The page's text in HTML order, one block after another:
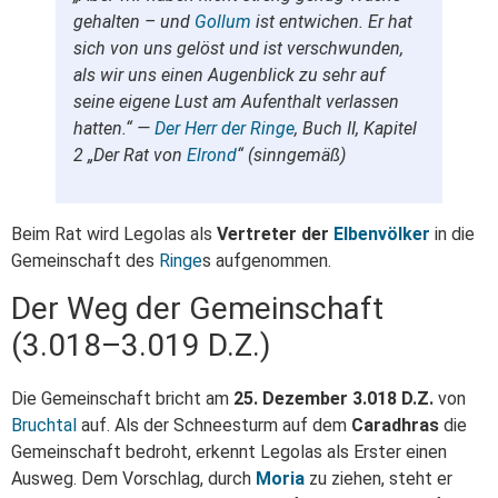
gehalten – und Gollum ist entwichen. Er hat
sich von uns gelöst und ist verschwunden,
als wir uns einen Augenblick zu sehr auf
seine eigene Lust am Aufenthalt verlassen
hatten.“ — Der Herr der Ringe, Buch II, Kapitel
2 „Der Rat von Elrond“ (sinngemäß)
Beim Rat wird Legolas als Vertreter der Elbenvölker in die
Gemeinschaft des Ringes aufgenommen.
Der Weg der Gemeinschaft
(3.018–3.019 D.Z.)
Die Gemeinschaft bricht am 25. Dezember 3.018 D.Z. von
Bruchtal auf. Als der Schneesturm auf dem Caradhras die
Gemeinschaft bedroht, erkennt Legolas als Erster einen
Ausweg. Dem Vorschlag, durch Moria zu ziehen, steht er